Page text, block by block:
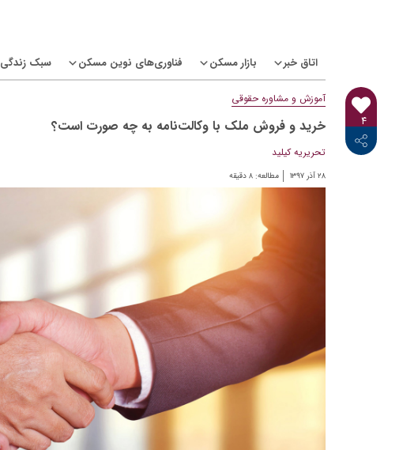
اتاق خبر بازار مسکن فناوری‌های نوین مسکن سبک زندگی
۴
<i class="icon-twitter"></i>
<i class="icon-telegram-plane"></i>
<i class="icon-linkedin"></i>
آموزش و مشاوره حقوقی
خرید و فروش ملک با وکالت‌نامه به چه صورت است؟
تحریریه کیلید
۲۸ آذر ۱۳۹۷ مطالعه: ۸ دقیقه